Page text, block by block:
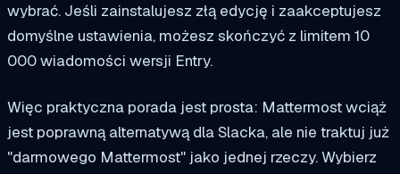
wybrać. Jeśli zainstalujesz złą edycję i zaakceptujesz
domyślne ustawienia, możesz skończyć z limitem 10
000 wiadomości wersji Entry.
Więc praktyczna porada jest prosta: Mattermost wciąż
jest poprawną alternatywą dla Slacka, ale nie traktuj już
"darmowego Mattermost" jako jednej rzeczy. Wybierz